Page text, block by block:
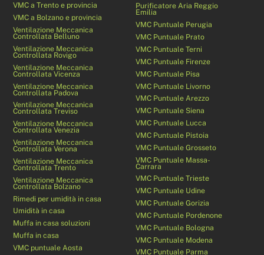
VMC a Trento e provincia
VMC a Bolzano e provincia
Ventilazione Meccanica
Controllata Belluno
Ventilazione Meccanica
Controllata Rovigo
Ventilazione Meccanica
Controllata Vicenza
Ventilazione Meccanica
Controllata Padova
Ventilazione Meccanica
Controllata Treviso
Ventilazione Meccanica
Controllata Venezia
Ventilazione Meccanica
Controllata Verona
Ventilazione Meccanica
Controllata Trento
Ventilazione Meccanica
Controllata Bolzano
Rimedi per umidità in casa
Umidità in casa
Muffa in casa soluzioni
Muffa in casa
VMC puntuale Aosta
Purificatore Aria Reggio
Emilia
VMC Puntuale Perugia
VMC Puntuale Prato
VMC Puntuale Terni
VMC Puntuale Firenze
VMC Puntuale Pisa
VMC Puntuale Livorno
VMC Puntuale Arezzo
VMC Puntuale Siena
VMC Puntuale Lucca
VMC Puntuale Pistoia
VMC Puntuale Grosseto
VMC Puntuale Massa-
Carrara
VMC Puntuale Trieste
VMC Puntuale Udine
VMC Puntuale Gorizia
VMC Puntuale Pordenone
VMC Puntuale Bologna
VMC Puntuale Modena
VMC Puntuale Parma